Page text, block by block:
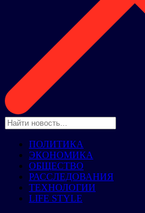
ПОЛИТИКА
ЭКОНОМИКА
ОБЩЕСТВО
РАССЛЕДОВАНИЯ
ТЕХНОЛОГИИ
LIFE STYLE